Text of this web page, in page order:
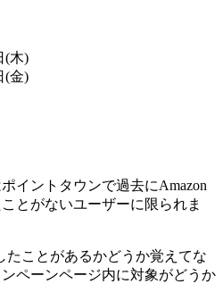
(木)
(金)
イントタウンで過去にAmazon
とがないユーザーに限られま
たことがあるかどうか覚えてな
ペーンページ内に対象がどうか